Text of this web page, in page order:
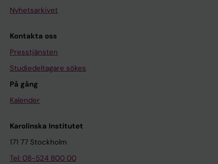
Nyhetsarkivet
Kontakta oss
Presstjänsten
Studiedeltagare sökes
På gång
Kalender
Karolinska Institutet
171 77 Stockholm
Tel: 08-524 800 00